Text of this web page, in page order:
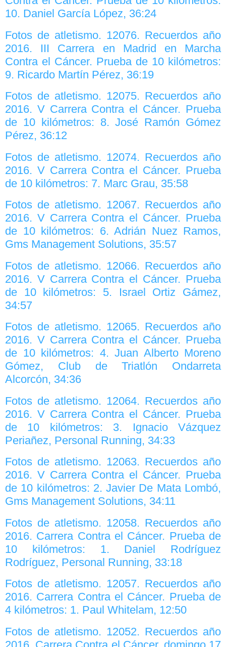
10. Daniel García López, 36:24
Fotos de atletismo. 12076. Recuerdos año
2016. III Carrera en Madrid en Marcha
Contra el Cáncer. Prueba de 10 kilómetros:
9. Ricardo Martín Pérez, 36:19
Fotos de atletismo. 12075. Recuerdos año
2016. V Carrera Contra el Cáncer. Prueba
de 10 kilómetros: 8. José Ramón Gómez
Pérez, 36:12
Fotos de atletismo. 12074. Recuerdos año
2016. V Carrera Contra el Cáncer. Prueba
de 10 kilómetros: 7. Marc Grau, 35:58
Fotos de atletismo. 12067. Recuerdos año
2016. V Carrera Contra el Cáncer. Prueba
de 10 kilómetros: 6. Adrián Nuez Ramos,
Gms Management Solutions, 35:57
Fotos de atletismo. 12066. Recuerdos año
2016. V Carrera Contra el Cáncer. Prueba
de 10 kilómetros: 5. Israel Ortiz Gámez,
34:57
Fotos de atletismo. 12065. Recuerdos año
2016. V Carrera Contra el Cáncer. Prueba
de 10 kilómetros: 4. Juan Alberto Moreno
Gómez, Club de Triatlón Ondarreta
Alcorcón, 34:36
Fotos de atletismo. 12064. Recuerdos año
2016. V Carrera Contra el Cáncer. Prueba
de 10 kilómetros: 3. Ignacio Vázquez
Periañez, Personal Running, 34:33
Fotos de atletismo. 12063. Recuerdos año
2016. V Carrera Contra el Cáncer. Prueba
de 10 kilómetros: 2. Javier De Mata Lombó,
Gms Management Solutions, 34:11
Fotos de atletismo. 12058. Recuerdos año
2016. Carrera Contra el Cáncer. Prueba de
10 kilómetros: 1. Daniel Rodríguez
Rodríguez, Personal Running, 33:18
Fotos de atletismo. 12057. Recuerdos año
2016. Carrera Contra el Cáncer. Prueba de
4 kilómetros: 1. Paul Whitelam, 12:50
Fotos de atletismo. 12052. Recuerdos año